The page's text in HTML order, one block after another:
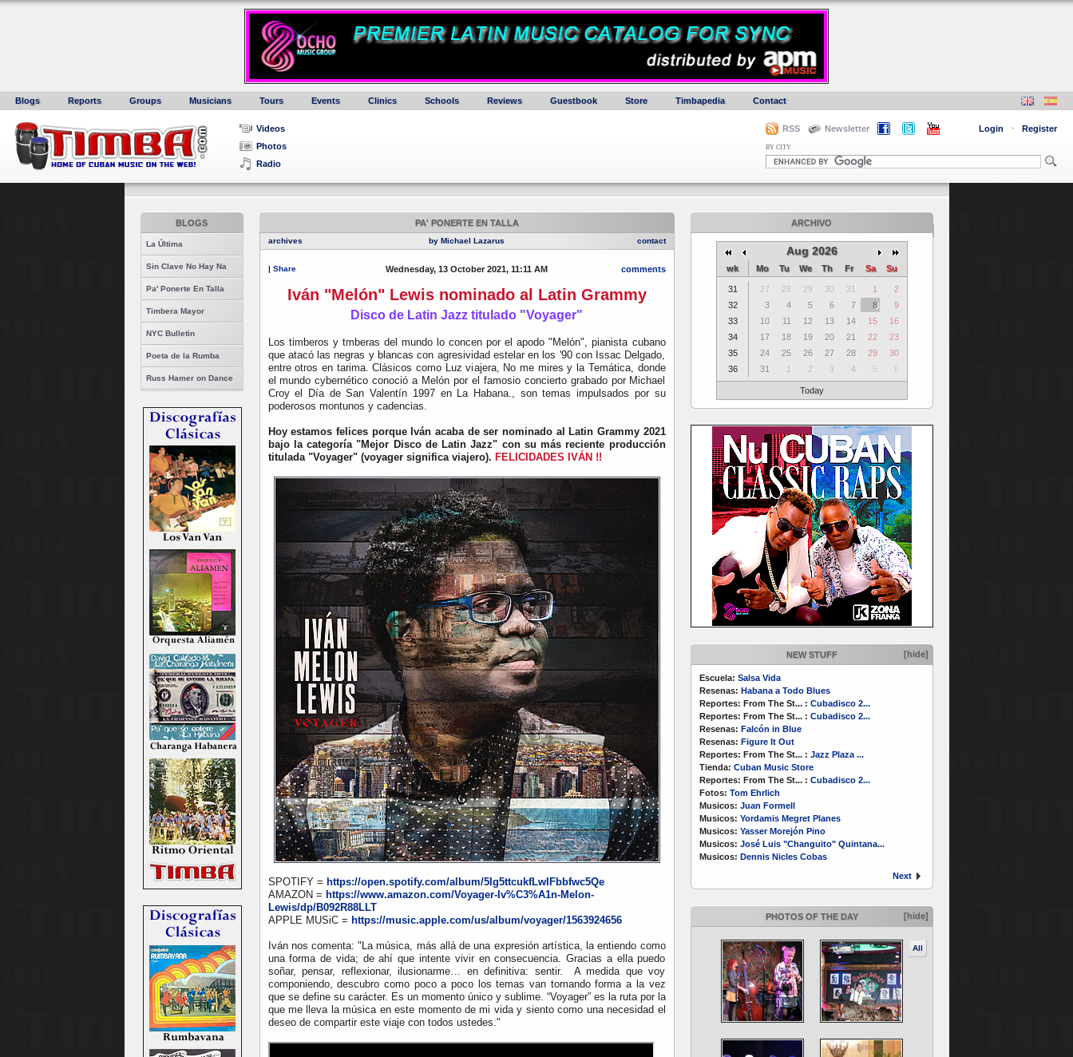
Blogs Reports Groups Musicians Tours Events Clinics Schools Reviews Guestbook Store Timbapedia Contact
Videos
Photos
Radio
RSS Newsletter Login · Register
BY CITY
BLOGS
La Última
Sin Clave No Hay Na
Pa' Ponerte En Talla
Timbera Mayor
NYC Bulletin
Poeta de la Rumba
Russ Hamer on Dance
ARCHIVO
Aug 2026
wk Mo Tu We Th Fr Sa Su
31 27 28 29 30 31 1
2
32
3 4 5 6 7 8
9
33
10 11 12 13 14 15
16
34
17 18 19 20 21 22
23
35
24 25 26 27 28 29
30
36
31 1 2 3 4 5 6
Today
NEW STUFF [hide]
Escuela: Salsa Vida
Resenas: Habana a Todo Blues
Reportes: From The St... : Cubadisco 2...
Reportes: From The St... : Cubadisco 2...
Resenas: Falcón in Blue
Resenas: Figure It Out
Reportes: From The St... : Jazz Plaza ...
Tienda: Cuban Music Store
Reportes: From The St... : Cubadisco 2...
Fotos: Tom Ehrlich
Musicos: Juan Formell
Musicos: Yordamis Megret Planes
Musicos: Yasser Morejón Pino
Musicos: José Luis "Changuito" Quintana...
Musicos: Dennis Nicles Cobas
Next
PHOTOS OF THE DAY [hide]
All
PA' PONERTE EN TALLA
archives contact
by Michael Lazarus
| Share Wednesday, 13 October 2021, 11:11 AM comments
Iván "Melón" Lewis nominado al Latin Grammy
Disco de Latin Jazz titulado "Voyager"
Los timberos y tmberas del mundo lo concen por el apodo "Melón", pianista cubano
que atacó las negras y blancas con agresividad estelar en los '90 con Issac Delgado,
entre otros en tarima. Clásicos como Luz viajera, No me mires y la Temática, donde
el mundo cybernético conoció a Melón por el famosio concierto grabado por Michael
Croy el Día de San Valentín 1997 en La Habana., son temas impulsados por su
poderosos montunos y cadencias.
Hoyestamos felicesporque Iván acaba de ser nominado al Latin Grammy 2021
bajo la categoría "Mejor Disco de Latin Jazz" con su más reciente producción
titulada "Voyager" (voyager significa viajero). FELICIDADES IVÁN !!
SPOTIFY = https://open.spotify.com/album/5Ig5ttcukfLwIFbbfwc5Qe
AMAZON = https://www.amazon.com/Voyager-Iv%C3%A1n-Melon-
Lewis/dp/B092R88LLT
APPLE MUSiC = https://music.apple.com/us/album/voyager/1563924656
Iván nos comenta: "La música, más allá de una expresión artística, la entiendo como
una forma de vida; de ahí que intente vivir en consecuencia. Gracias a ella puedo
soñar, pensar, reflexionar, ilusionarme… en definitiva: sentir. A medida que voy
componiendo, descubro como poco a poco los temas van tomando forma a la vez
que se define su carácter. Es un momento único y sublime. “Voyager” es la ruta por la
que me lleva la música en este momento de mi vida y siento como una necesidad el
deseo de compartir este viaje con todos ustedes."